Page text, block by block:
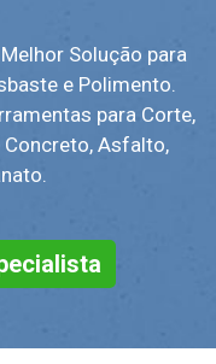
Solução para
e Polimento.
para Corte,
Concreto, Asfalto,